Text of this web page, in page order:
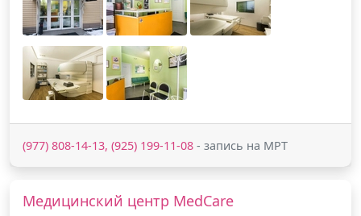
(977) 808-14-13, (925) 199-11-08 - запись на МРТ
Медицинский центр MedCare